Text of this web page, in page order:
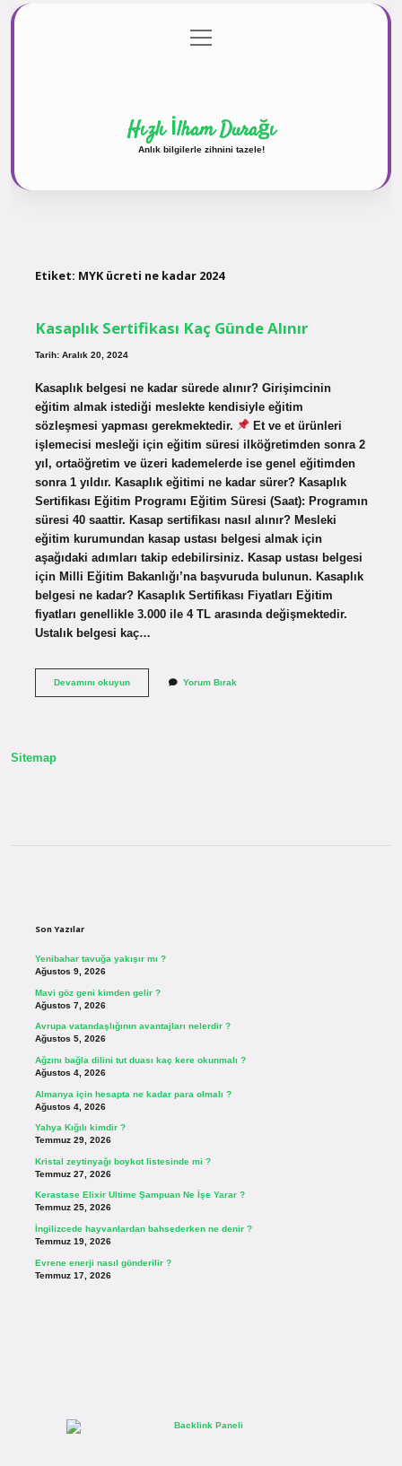
Gizlilik Politikası
menüyü
aç
Hızlı İlham Durağı
Anlık bilgilerle zihnini tazele!
Etiket: MYK ücreti ne kadar 2024
Kasaplık Sertifikası Kaç Günde Alınır
Tarih: Aralık 20, 2024
Kasaplık belgesi ne kadar sürede alınır? Girişimcinin
eğitim almak istediği meslekte kendisiyle eğitim
sözleşmesi yapması gerekmektedir.
Et ve et ürünleri
işlemecisi mesleği için eğitim süresi ilköğretimden sonra 2
yıl, ortaöğretim ve üzeri kademelerde ise genel eğitimden
sonra 1 yıldır. Kasaplık eğitimi ne kadar sürer? Kasaplık
Sertifikası Eğitim Programı Eğitim Süresi (Saat): Programın
süresi 40 saattir. Kasap sertifikası nasıl alınır? Mesleki
eğitim kurumundan kasap ustası belgesi almak için
aşağıdaki adımları takip edebilirsiniz. Kasap ustası belgesi
için Milli Eğitim Bakanlığı’na başvuruda bulunun. Kasaplık
belgesi ne kadar? Kasaplık Sertifikası Fiyatları Eğitim
fiyatları genellikle 3.000 ile 4 TL arasında değişmektedir.
Ustalık belgesi kaç…
Devamını okuyunKasaplık
Yorum Bırak
Sitemap
Son Yazılar
Yenibahar tavuğa yakışır mı ?
Ağustos 9, 2026
Mavi göz geni kimden gelir ?
Ağustos 7, 2026
Avrupa vatandaşlığının avantajları nelerdir ?
Ağustos 5, 2026
Ağzını bağla dilini tut duası kaç kere okunmalı ?
Ağustos 4, 2026
Almanya için hesapta ne kadar para olmalı ?
Ağustos 4, 2026
Yahya Kığılı kimdir ?
Temmuz 29, 2026
Kristal zeytinyağı boykot listesinde mi ?
Temmuz 27, 2026
Kerastase Elixir Ultime Şampuan Ne İşe Yarar ?
Temmuz 25, 2026
İngilizcede hayvanlardan bahsederken ne denir ?
Temmuz 19, 2026
Evrene enerji nasıl gönderilir ?
Temmuz 17, 2026